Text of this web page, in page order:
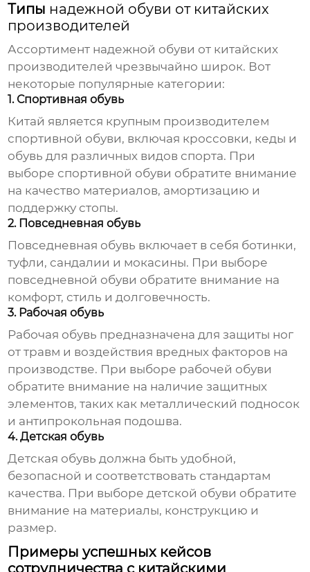
Типы надежной обуви от китайских
производителей
Ассортимент надежной обуви от китайских
производителей чрезвычайно широк. Вот
некоторые популярные категории:
1. Спортивная обувь
Китай является крупным производителем
спортивной обуви, включая кроссовки, кеды и
обувь для различных видов спорта. При
выборе спортивной обуви обратите внимание
на качество материалов, амортизацию и
поддержку стопы.
2. Повседневная обувь
Повседневная обувь включает в себя ботинки,
туфли, сандалии и мокасины. При выборе
повседневной обуви обратите внимание на
комфорт, стиль и долговечность.
3. Рабочая обувь
Рабочая обувь предназначена для защиты ног
от травм и воздействия вредных факторов на
производстве. При выборе рабочей обуви
обратите внимание на наличие защитных
элементов, таких как металлический подносок
и антипрокольная подошва.
4. Детская обувь
Детская обувь должна быть удобной,
безопасной и соответствовать стандартам
качества. При выборе детской обуви обратите
внимание на материалы, конструкцию и
размер.
Примеры успешных кейсов